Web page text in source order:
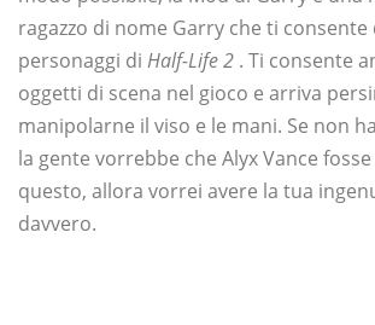
ragazzo di nome Garry che ti consente
personaggi di Half-Life 2 . Ti consente
oggetti di scena nel gioco e arriva
manipolarne il viso e le mani. Se non
la gente vorrebbe che Alyx Vance
questo, allora vorrei avere la tua
davvero.